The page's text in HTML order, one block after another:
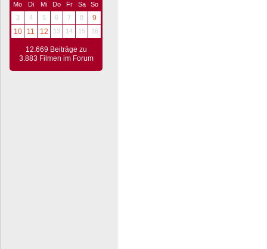
Mo Di Mi Do Fr Sa
So
3
4 5 6 7 8
9
10
11 12 13 14 15 16
12.669 Beiträge zu
3.883 Filmen im Forum